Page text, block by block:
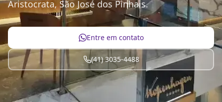
Aristocrata, São José dos Pinhais.
Entre em contato
(41) 3035-4488